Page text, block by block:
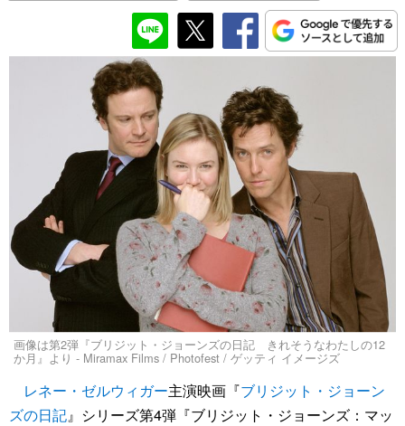
画像は第2弾『ブリジット・ジョーンズの日記 きれそうなわたしの12
か月』より - Miramax Films / Photofest / ゲッティ イメージズ
レネー・ゼルウィガー主演映画『ブリジット・ジョーン
ズの日記』シリーズ第4弾『ブリジット・ジョーンズ：マッ